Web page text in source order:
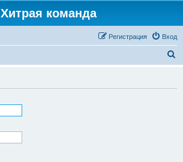
Хитрая команда
Вход
Регистрация